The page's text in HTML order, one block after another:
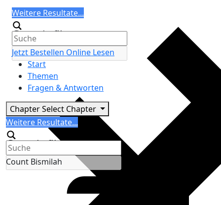
Search
Weitere Resultate...
Generic filters
Jetzt Bestellen Online Lesen
Start
Themen
Fragen & Antworten
ChapterSelect Chapter
Search
Weitere Resultate...
Generic filters
Count Bismilah